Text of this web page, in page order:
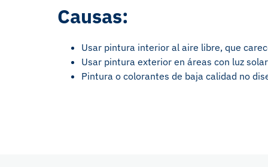
Causas:
Usar pintura interior al aire libre, que
Usar pintura exterior en áreas con luz
Pintura o colorantes de baja calidad no